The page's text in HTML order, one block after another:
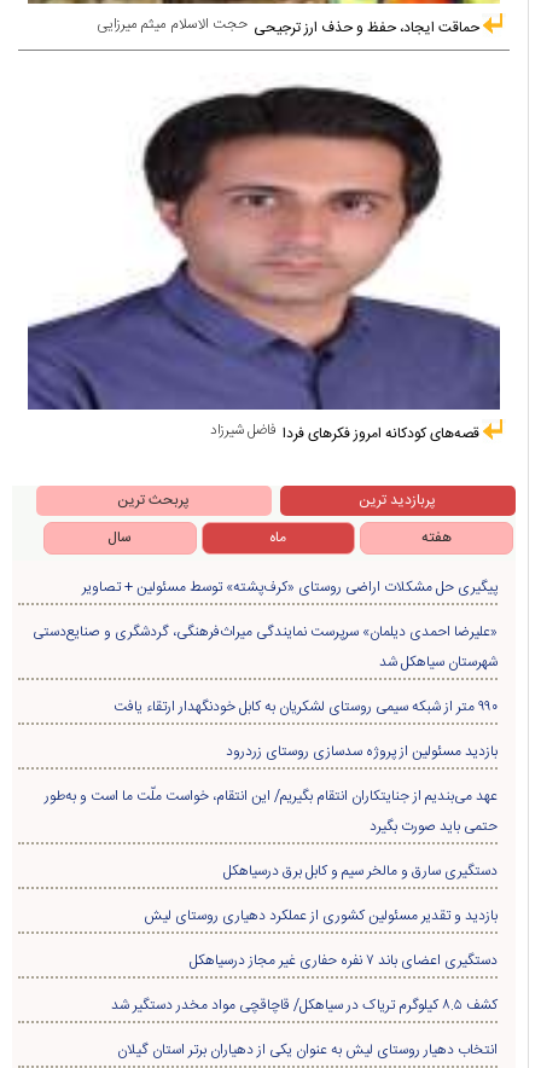
حجت الاسلام میثم میرزایی حماقت ایجاد، حفظ و حذف ارز ترجیحی
فاضل شیرزاد قصه‌های کودکانه امروز فکرهای فردا
پربازدید ترین
پربحث ترین
هفته
ماه سال
پیگیری حل مشکلات اراضی روستای «کرف‌پشته» توسط مسئولین + تصاویر
«علیرضا احمدی دیلمان» سرپرست نمایندگی میراث‌فرهنگی، گردشگری و صنایع‌دستی
شهرستان سیاهکل شد
۹۹۰ متر از شبکه سیمی روستای لشکریان به کابل خودنگهدار ارتقاء یافت
بازدید مسئولین از پروژه سدسازی روستای زردرود
عهد می‌بندیم از جنایتکاران انتقام بگیریم/ این انتقام، خواست ملّت ما است و به‌طور
حتمی باید صورت بگیرد
دستگیری سارق و مالخر سیم و کابل برق درسیاهکل
بازدید و تقدیر مسئولین کشوری از عملکرد دهیاری روستای لیش
دستگیری اعضای باند ۷ نفره حفاری غير مجاز درسیاهکل
کشف ۸.۵ کیلوگرم تریاک در سیاهکل/ قاچاقچی مواد مخدر دستگیر شد
انتخاب دهیار روستای لیش به عنوان یکی از دهیاران برتر استان گیلان